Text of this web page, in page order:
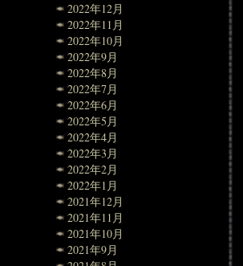
2022年12月
2022年11月
2022年10月
2022年9月
2022年8月
2022年7月
2022年6月
2022年5月
2022年4月
2022年3月
2022年2月
2022年1月
2021年12月
2021年11月
2021年10月
2021年9月